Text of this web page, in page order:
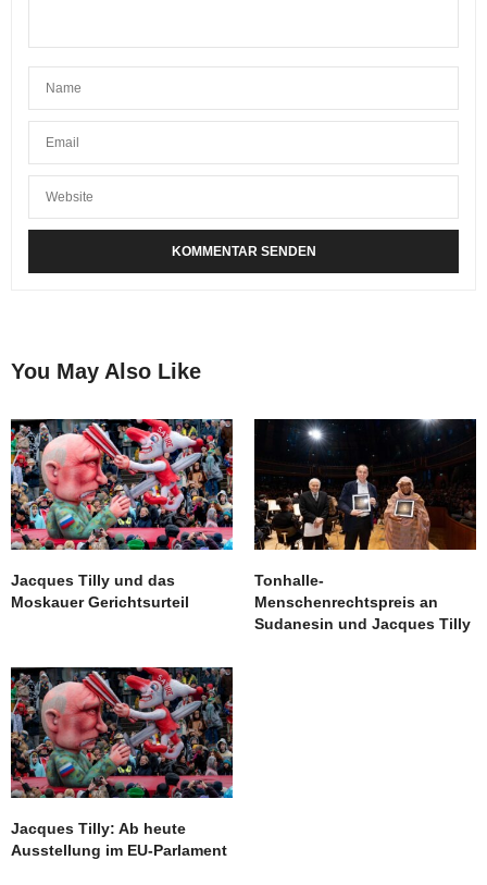
You May Also Like
Jacques Tilly und das
Moskauer Gerichtsurteil
Tonhalle-
Menschenrechtspreis an
Sudanesin und Jacques Tilly
Jacques Tilly: Ab heute
Ausstellung im EU-Parlament